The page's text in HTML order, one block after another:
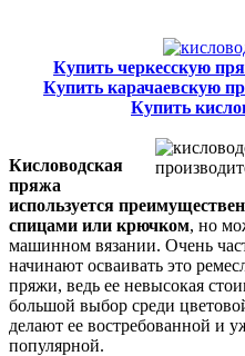
Купить черкесскую
Купить карачаевскую
Купить
Кисловодская
пряжа
используется
спицами или крючком, но
машинном вязании. Очень
начинают осваивать это
пряжи, ведь ее невысокая
большой выбор среди
делают ее востребованной и
популярной.